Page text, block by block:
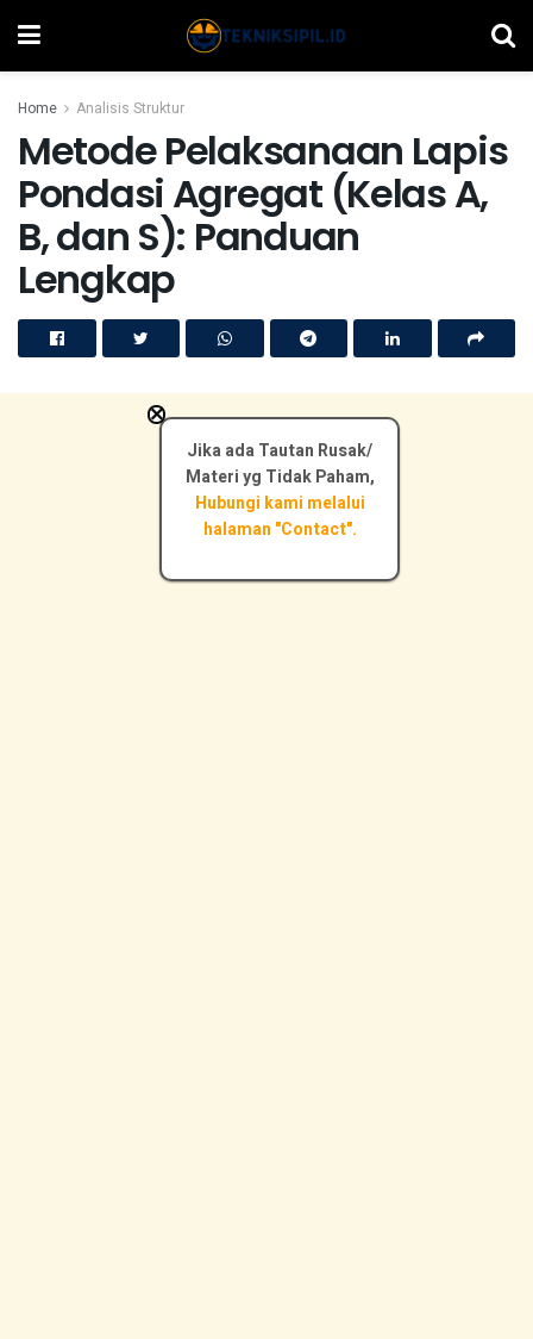
Home Analisis Struktur
Metode Pelaksanaan Lapis
Pondasi Agregat (Kelas A,
B, dan S): Panduan
Lengkap
Jika ada Tautan Rusak/
Materi yg Tidak Paham,
Hubungi kami melalui
halaman "Contact".
×